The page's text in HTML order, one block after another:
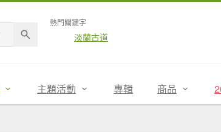
熱門關鍵字
淡蘭古道
主題活動 專輯 商品